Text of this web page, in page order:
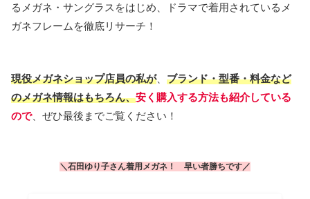
るメガネ・サングラスをはじめ、ドラマで着用されているメ
ガネフレームを徹底リサーチ！
現役メガネショップ店員の私が、 ブランド・型番・料金など
のメガネ情報はもちろん、安く購入する方法も紹介している
ので、ぜひ最後までご覧ください！
＼ 石田ゆり子さん着用 メガネ ！ 早い者勝ちです ／